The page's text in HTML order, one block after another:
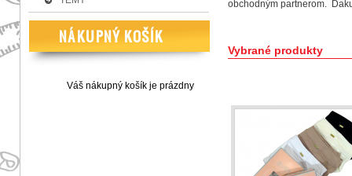
Váš nákupný košík je prázdny
obchodným partnerom.
Vybrané produkty